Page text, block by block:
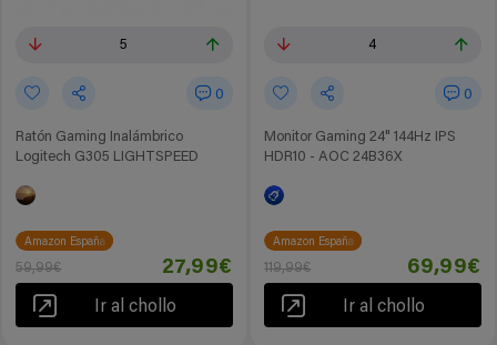
5
0
Ratón Gaming Inalámbrico
Logitech G305 LIGHTSPEED
Amazon España
59,99€ 27,99€
Ir al chollo
4
0
Monitor Gaming 24" 144Hz IPS
HDR10 - AOC 24B36X
Amazon España
119,99€ 69,99€
Ir al chollo